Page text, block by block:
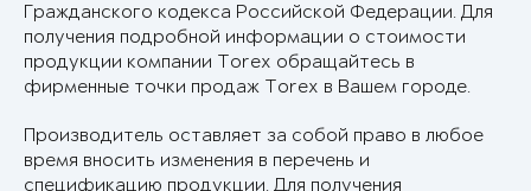
Гражданского кодекса Российской Федерации. Для
получения подробной информации о стоимости
продукции компании Torex обращайтесь в
фирменные точки продаж Torex в Вашем городе.
Производитель оставляет за собой право в любое
время вносить изменения в перечень и
спецификацию продукции. Для получения